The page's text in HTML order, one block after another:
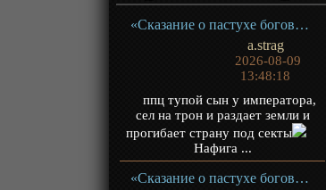
«Сказание о пастухе богов» ТВ-1
a.strag
2026-08-09
13:48:18
ппц тупой сын у императора,
сел на трон и раздает земли и
прогибает страну под секты
Нафига ...
«Сказание о пастухе богов» ТВ-1